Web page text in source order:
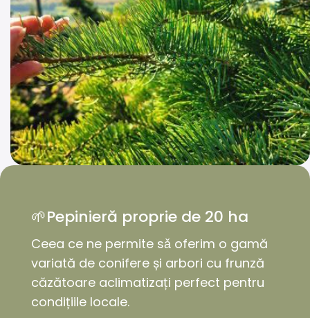
🌱Pepinieră proprie de 20 ha
Ceea ce ne permite sǎ oferim o gamă
variată de conifere și arbori cu frunză
căzătoare aclimatizați perfect pentru
condițiile locale.